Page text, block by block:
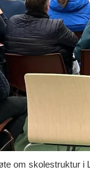
om skolestruktur i